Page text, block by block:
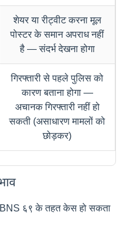
शेयर या रीट्वीट करना मूल
पोस्टर के समान अपराध नहीं
है — संदर्भ देखना होगा
गिरफ्तारी से पहले पुलिस को
कारण बताना होगा —
अचानक गिरफ्तारी नहीं हो
सकती (असाधारण मामलों को
छोड़कर)
BNS ६९ के तहत केस हो सकता